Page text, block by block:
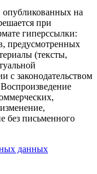
на
при
гиперссылки:
предусмотренных
(тексты,
с законодательством
без письменного
данных